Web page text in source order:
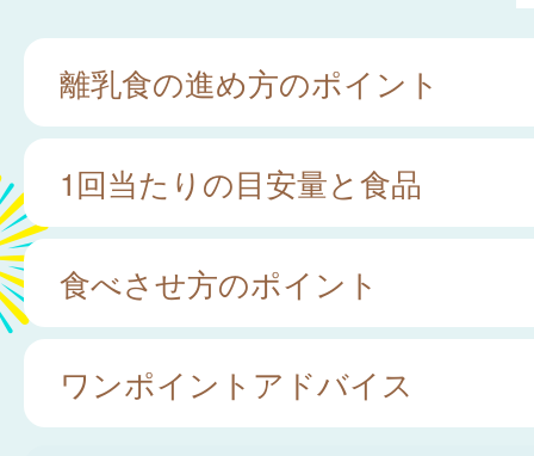
離乳食の進め方のポイント
1回当たりの目安量と食品
食べさせ方のポイント
ワンポイントアドバイス